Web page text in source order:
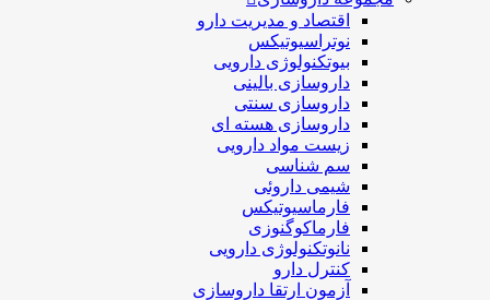
اقتصاد و مديريت دارو
نوتراسیوتیکس
بيوتكنولوژی دارویی
داروسازی بالينی
داروسازی سنتی
داروسازی هسته ای
زیست مواد دارویی
سم شناسی
شيمی داروئی
فارماسيوتيكس
فارماكوگنوزی
نانوتکنولوژی دارویی
كنترل دارو
آزمون ارتقا داروسازی